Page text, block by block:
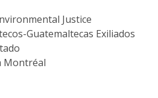
Justice
Guatemaltecas Exiliados
Montréal